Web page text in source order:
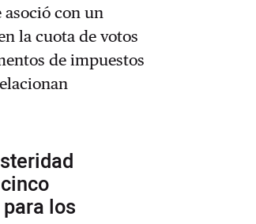
con un
la cuota de votos
de impuestos
los